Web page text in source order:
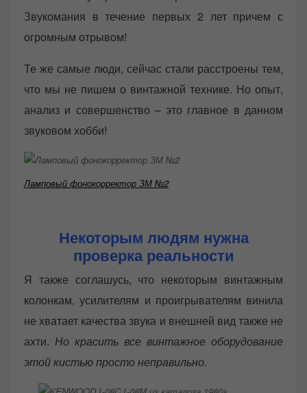
Звукомания в течение первых 2 лет причем с
огромным отрывом!
Те же самые люди, сейчас стали расстроены тем,
что мы не пишем о винтажной технике. Но опыт,
анализ и совершенство – это главное в данном
звуковом хобби!
Ламповый фонокорректор ЗМ №2
Некоторым людям нужна
проверка реальности
Я также соглашусь, что некоторым винтажным
колонкам, усилителям и проигрывателям винила
не хватает качества звука и внешней вид также не
ахти. Но красить все винтажное оборудование
этой кистью просто неправильно.